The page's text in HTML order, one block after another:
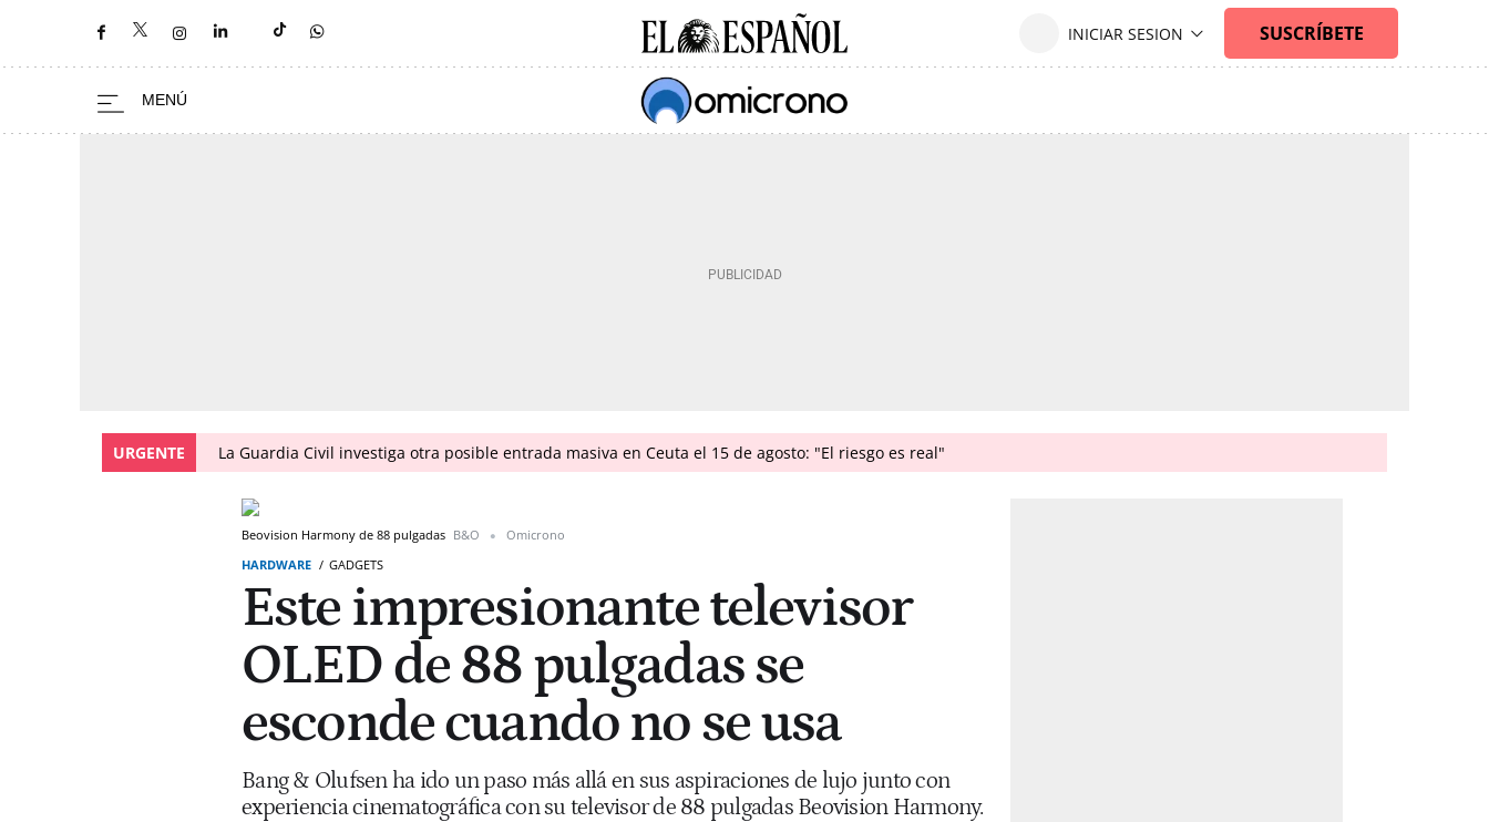
URGENTE La Guardia Civil investiga otra posible entrada masiva en Ceuta el 15 de agosto: "El riesgo es real"
Beovision Harmony de 88 pulgadas B&O
Omicrono
HARDWARE
GADGETS
Este impresionante televisor
OLED de 88 pulgadas se
esconde cuando no se usa
Bang & Olufsen ha ido un paso más allá en sus aspiraciones de lujo junto con
experiencia cinematográfica con su televisor de 88 pulgadas Beovision Harmony.